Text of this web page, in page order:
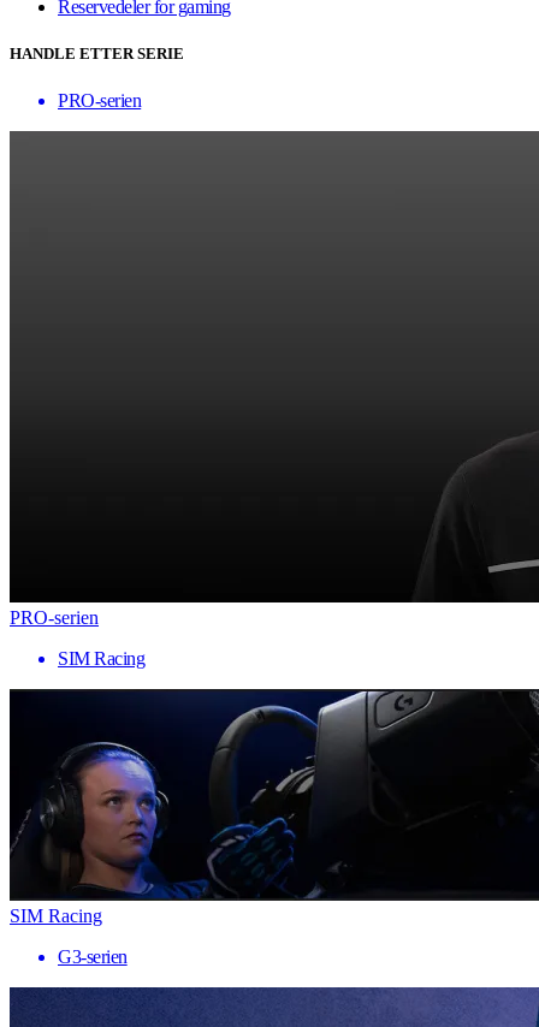
Reservedeler for gaming
HANDLE ETTER SERIE
PRO-serien
PRO-serien
SIM Racing
SIM Racing
G3-serien